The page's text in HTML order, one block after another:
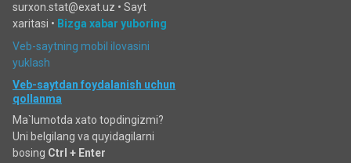
surxon.stat@exat.uz • Sayt
xaritasi • Bizga xabar yuboring
Veb-saytning mobil ilovasini
yuklash
Veb-saytdan foydalanish uchun
qollanma
Ma`lumotda xato topdingizmi?
Uni belgilang va quyidagilarni
bosing Ctrl + Enter